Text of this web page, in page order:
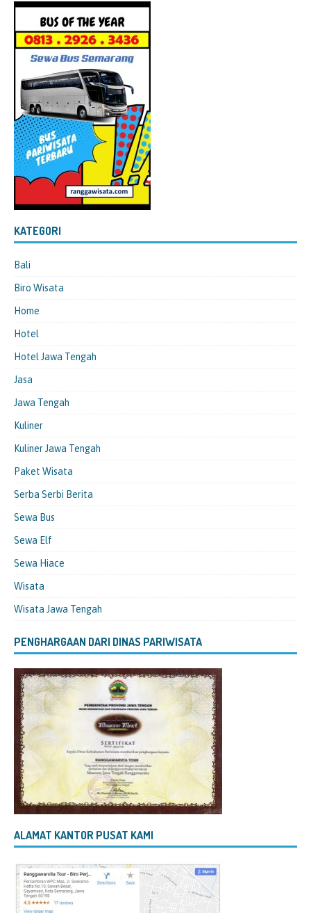
KATEGORI
Bali
Biro Wisata
Home
Hotel
Hotel Jawa Tengah
Jasa
Jawa Tengah
Kuliner
Kuliner Jawa Tengah
Paket Wisata
Serba Serbi Berita
Sewa Bus
Sewa Elf
Sewa Hiace
Wisata
Wisata Jawa Tengah
PENGHARGAAN DARI DINAS PARIWISATA
ALAMAT KANTOR PUSAT KAMI